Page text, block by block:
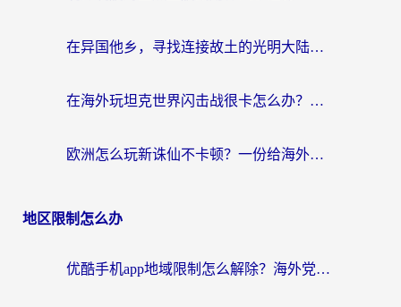
在异国他乡，寻找连接故土的光明大陆免费加速器
在海外玩坦克世界闪击战很卡怎么办？老玩家亲测有效的加速器选择指南
欧洲怎么玩新诛仙不卡顿？一份给海外游子的国服游戏畅玩指南
地区限制怎么办
优酷手机app地域限制怎么解除？海外党亲测有效的追剧方案